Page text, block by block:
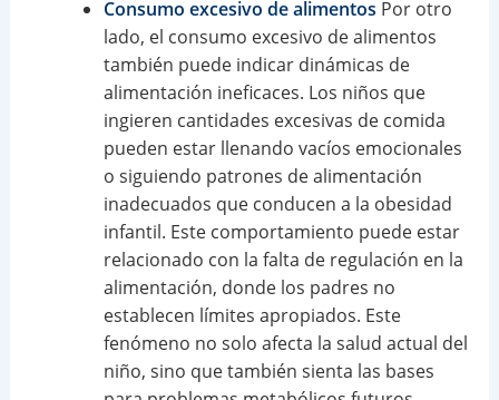
Consumo excesivo de alimentos Por otro
lado, el consumo excesivo de alimentos
también puede indicar dinámicas de
alimentación ineficaces. Los niños que
ingieren cantidades excesivas de comida
pueden estar llenando vacíos emocionales
o siguiendo patrones de alimentación
inadecuados que conducen a la obesidad
infantil. Este comportamiento puede estar
relacionado con la falta de regulación en la
alimentación, donde los padres no
establecen límites apropiados. Este
fenómeno no solo afecta la salud actual del
niño, sino que también sienta las bases